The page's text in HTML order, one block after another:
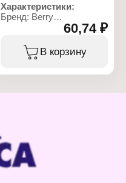
Характеристики:
Бренд: Berry
Тип товара: Салфетки
бумажные
Вариация: двухслойные
60,74 ₽
В корзину